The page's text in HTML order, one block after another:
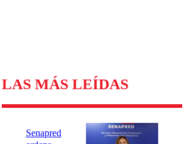
LAS MÁS LEÍDAS
Senapred